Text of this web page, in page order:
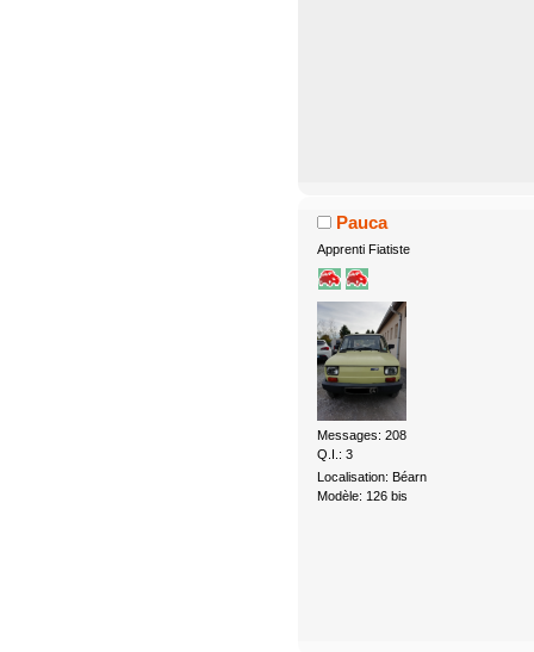
Pauca
Apprenti Fiatiste
Messages: 208
Q.I.: 3
Localisation: Béarn
Modèle: 126 bis